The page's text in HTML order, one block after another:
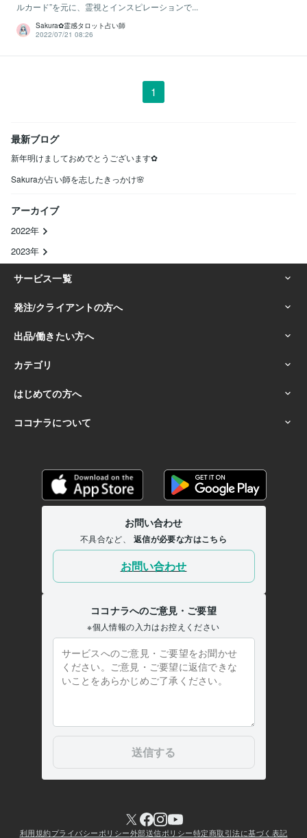
ルカード”を元に、霊視とインスピレーションで...
Sakura✿霊感タロット占い師
2022/07/21 08:26
1
最新ブログ
新年明けましておめでとうございます✿
Sakuraが占い師を志したきっかけ🌸
アーカイブ
2022年
2023年